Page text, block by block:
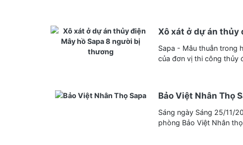
Xô xát ở dự án thủy
Sapa - Mâu thuẫn trong
của đơn vị thi công thủy
Bảo Việt Nhân Thọ
Sáng ngày Sáng 25/11/
phòng Bảo Việt Nhân